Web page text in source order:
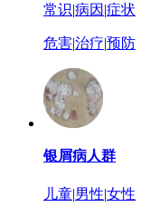
常识|病因 |症状
危害|治疗|预防
银屑病人群
儿童|男性|女性